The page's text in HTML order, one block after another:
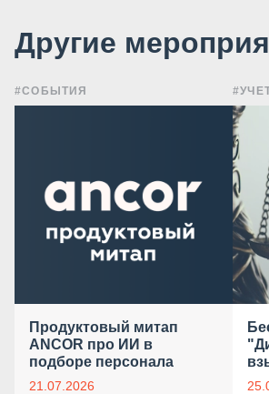
Другие
#СОБЫТИЯ
Продуктовый митап
ANCOR про ИИ в
подборе персонала
21.07.2026